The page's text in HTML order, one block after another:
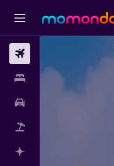
Soggiorni